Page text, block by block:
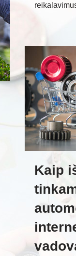
Kaip